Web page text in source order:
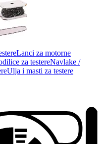
Lanci za motorne
za testereNavlake /
Ulja i masti za testere